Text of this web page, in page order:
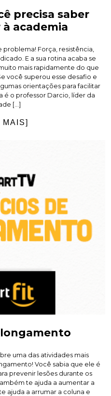
precisa saber
academia
Força, resistência,
E a sua rotina acaba se
mais rapidamente do que
você superou esse desafio e
orientações para facilitar
é o professor Darcio, líder da
[…]
MAIS]
uma das atividades mais
Você sabia que ele é
prevenir lesões durante os
te ajuda a aumentar a
ajuda a arrumar a coluna e